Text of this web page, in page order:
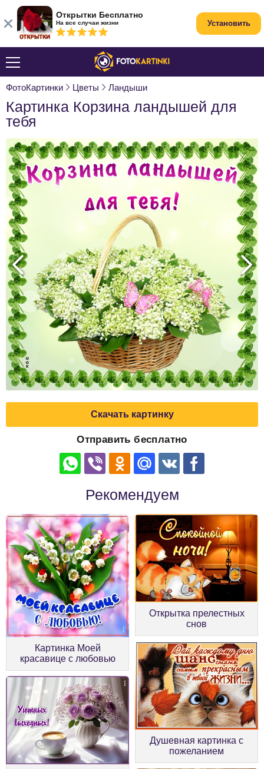
ФотоКартинки Цветы Ландыши
Картинка Корзина ландышей для
тебя
Скачать картинку
Отправить бесплатно
Рекомендуем
Картинка Моей
красавице с любовью
Открытка прелестных
снов
Душевная картинка с
пожеланием
Открытки Бесплатно
На все случаи жизни Установить